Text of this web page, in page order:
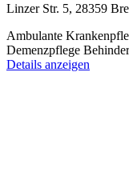
Linzer Str. 5, 28359
Ambulante
Demenzpflege
Details anzeigen